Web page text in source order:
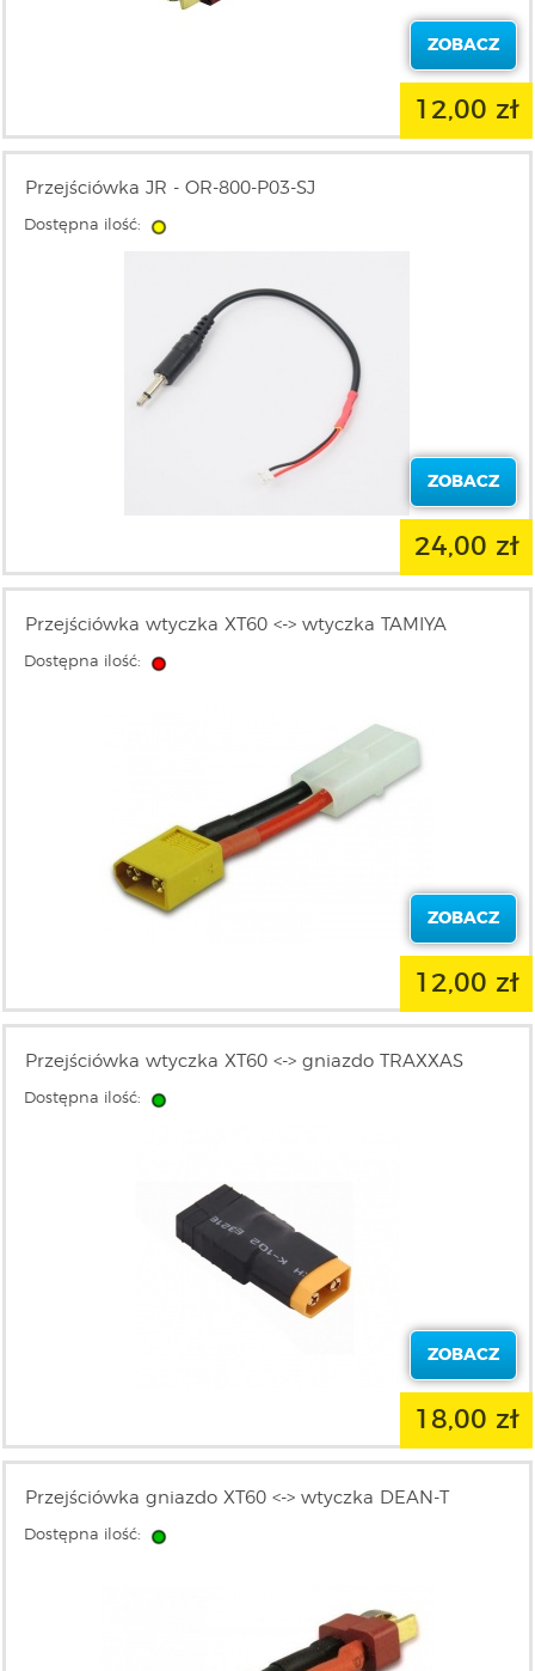
ZOBACZ
12,00 zł
Przejściówka JR - OR-800-P03-SJ
Dostępna ilość:
ZOBACZ
24,00 zł
Przejściówka wtyczka XT60 <-> wtyczka TAMIYA
Dostępna ilość:
ZOBACZ
12,00 zł
Przejściówka wtyczka XT60 <-> gniazdo TRAXXAS
Dostępna ilość:
ZOBACZ
18,00 zł
Przejściówka gniazdo XT60 <-> wtyczka DEAN-T
Dostępna ilość: